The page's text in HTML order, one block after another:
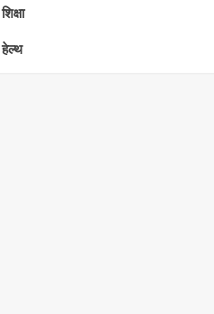
शिक्षा
हेल्थ